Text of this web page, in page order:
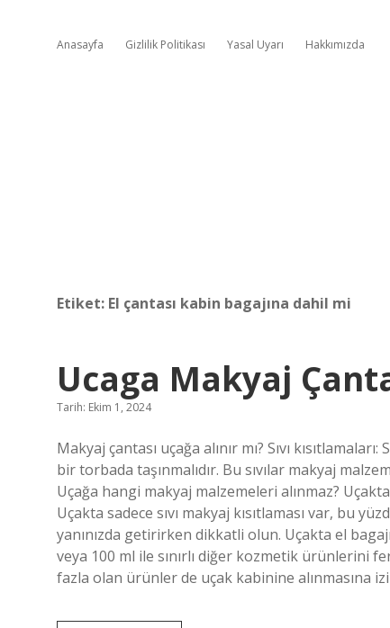
Anasayfa Gizlilik Politikası Yasal Uyarı Hakkımızda
Etiket: El çantası kabin bagajına dahil mi
Ucaga Makyaj
Tarih: Ekim 1, 2024
Makyaj çantası uçağa alınır mı? Sıvı
bir torbada taşınmalıdır. Bu sıvılar makyaj
Uçağa hangi makyaj malzemeleri alınmaz?
Uçakta sadece sıvı makyaj kısıtlaması var, bu
yanınızda getirirken dikkatli olun. Uçakta el
veya 100 ml ile sınırlı diğer kozmetik ürünlerini
fazla olan ürünler de uçak kabinine alınmasına